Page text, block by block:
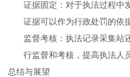
证据固定：对于执法过程中
证据可以作为行政处罚的依
监督考核：执法记录采集站
行监督和考核，提高执法人
总结与展望